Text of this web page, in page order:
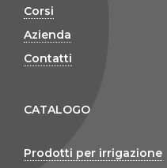
Corsi
Azienda
Contatti
CATALOGO
Prodotti per irrigazione